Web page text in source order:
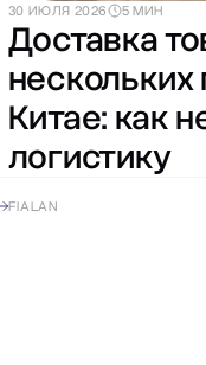
30 ИЮЛЯ 2026 5 МИН
Доставка
Китае: как
логистику
FIALAN